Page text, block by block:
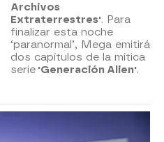
Archivos
Extraterrestres'. Para
finalizar esta noche
‘paranormal’, Mega emitirá
dos capítulos de la mítica
serie 'Generación Alien'.